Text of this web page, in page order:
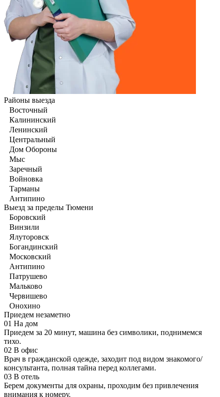
Районы выезда
Восточный
Калининский
Ленинский
Центральный
Дом Обороны
Мыс
Заречный
Войновка
Тарманы
Антипино
Выезд за пределы Тюмени
Боровский
Винзили
Ялуторовск
Богандинский
Московский
Антипино
Патрушево
Мальково
Червишево
Онохино
Приедем незаметно
01 На дом
Приедем за 20 минут, машина без символики, поднимемся
тихо.
02 В офис
Врач в гражданской одежде, заходит под видом знакомого/
консультанта, полная тайна перед коллегами.
03 В отель
Берем документы для охраны, проходим без привлечения
внимания к номеру.